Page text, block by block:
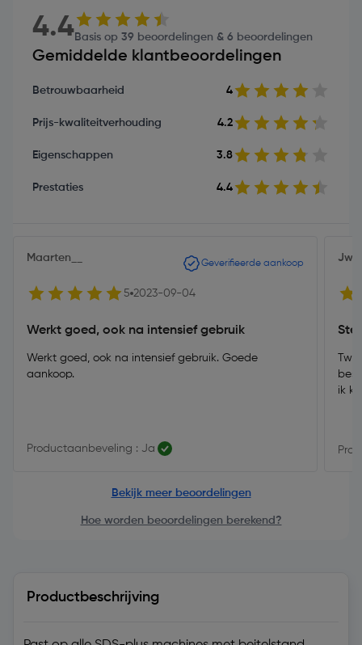
4.4Basis op 39 beoordelingen & 6 beoordelingen
Gemiddelde klantbeoordelingen
Betrouwbaarheid 4
Prijs-kwaliteitverhouding 4.2
Eigenschappen 3.8
Prestaties 4.4
Maarten__ Geverifieerde aankoop
5 2023-09-04
Werkt goed, ook na intensief gebruik
Werkt goed, ook na intensief gebruik. Goede
aankoop.
Productaanbeveling : Ja
ik
Bekijk meer beoordelingen
Hoe worden beoordelingen berekend?
Productbeschrijving